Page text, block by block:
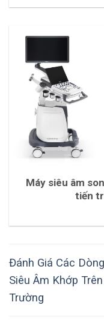
Máy siêu âm
tiến
Đánh Giá Các
Siêu Âm Khớp
Trường